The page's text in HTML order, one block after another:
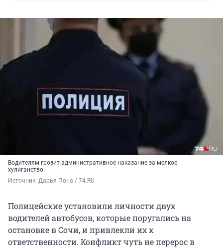
Водителям грозит административное наказание за мелкое
хулиганство
Источник: Дарья Пона / 74.RU
Полицейские установили личности двух
водителей автобусов, которые поругались на
остановке в Сочи, и привлекли их к
ответственности. Конфликт чуть не перерос в